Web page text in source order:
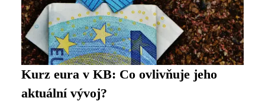
Kurz eura v KB: Co ovlivňuje jeho
aktuální vývoj?